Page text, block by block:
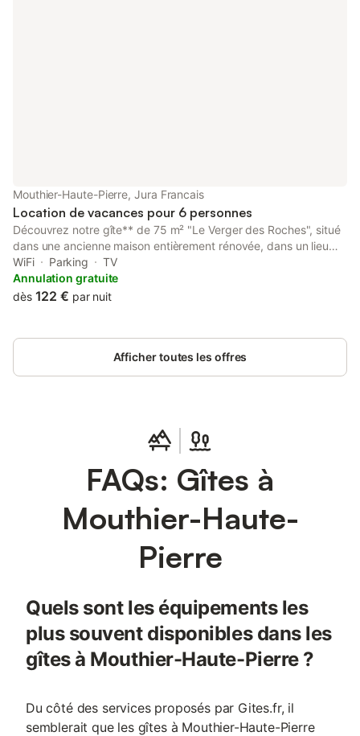
Mouthier-Haute-Pierre, Jura Francais
Location de vacances pour 6 personnes
Découvrez notre gîte** de 75 m² "Le Verger des Roches", situé
dans une ancienne maison entièrement rénovée, dans un lieu
calme et champêtre au cœur du village de Mouthier-Haute-
Pierre. A 20 min de Pontarlier, 15 min d'Ornans et 35 min de
Besançon. Au calme, dans une impasse sans circulation, entouré
vos repas en extérieur. Le village dispose de toutes les
commodités (épicerie boulangerie, services, musée, restaurants,
boucherie, distillerie, brasserie, savonnerie). Idéal pour les
WiFi Parking
TV
Annulation gratuite
dès 122 € par nuit
Afficher toutes les offres
FAQs: Gîtes à
Mouthier-Haute-
Pierre
Quels sont les équipements les
plus souvent disponibles dans les
gîtes à Mouthier-Haute-Pierre ?
Du côté des services proposés par Gites.fr, il
semblerait que les gîtes à Mouthier-Haute-Pierre